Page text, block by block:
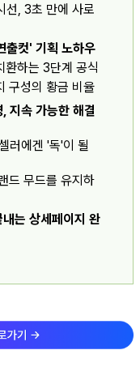
선, 3초 만에 사로
출컷' 기획 노하우
환하는 3단계 공식
구성의 황금 비율
지속 가능한 해결
러에겐 '독'이 될
드 무드를 유지하
는 상세페이지 완